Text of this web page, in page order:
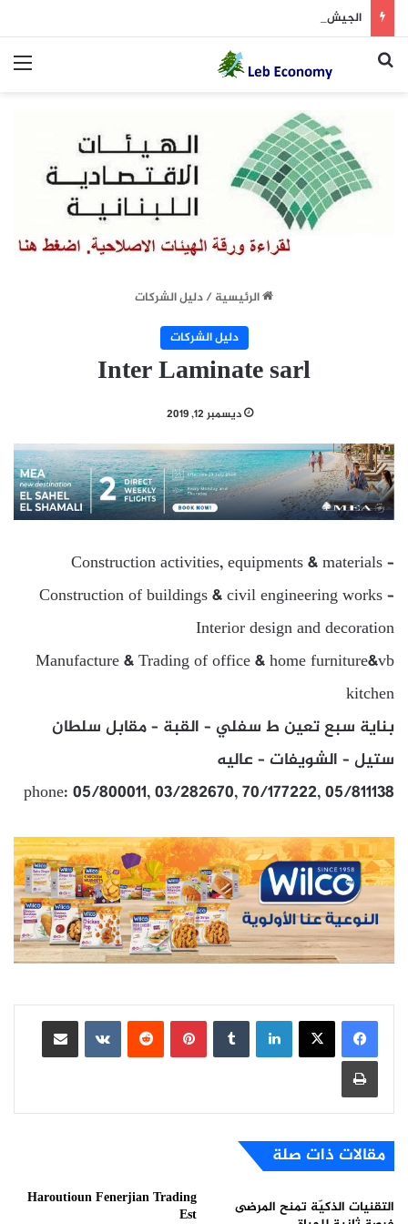
الجيش يوقف مطلوبين في إطار ملاحقة المخلين بالأمن
بحث عن
الرئيسية/دليل الشركات
دليل الشركات
Inter Laminate sarl
ديسمبر 12, 2019
Construction activities, equipments & materials –
Construction of buildings & civil engineering works –
Interior design and decoration
Manufacture & Trading of office & home furniture&vb
kitchen
بناية سبع تعين ط سفلي – القبة – مقابل سلطان
ستيل – الشويفات – عاليه
phone: 05/800011, 03/282670, 70/177222, 05/811138
لينكدإن بينتيريست
مشاركة عبر البريد
طباعة
مقالات ذات صلة
التقنيات الذكيّة تمنح المرضى
Haroutioun Fenerjian Trading
Est